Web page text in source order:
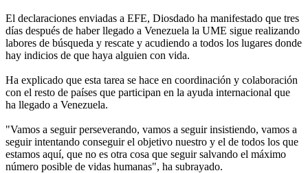
El declaraciones enviadas a EFE, Diosdado ha manifestado que tres
días después de haber llegado a Venezuela la UME sigue realizando
labores de búsqueda y rescate y acudiendo a todos los lugares donde
hay indicios de que haya alguien con vida.
Ha explicado que esta tarea se hace en coordinación y colaboración
con el resto de países que participan en la ayuda internacional que
ha llegado a Venezuela.
"Vamos a seguir perseverando, vamos a seguir insistiendo, vamos a
seguir intentando conseguir el objetivo nuestro y el de todos los que
estamos aquí, que no es otra cosa que seguir salvando el máximo
número posible de vidas humanas", ha subrayado.